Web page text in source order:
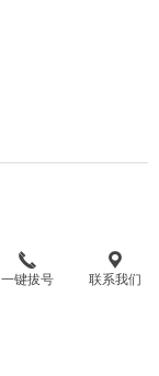
끅
一键拔号
끇
联系我们